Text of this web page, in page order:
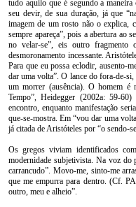
tudo aquilo que é segundo a
seu devir, de sua duração, já que
imagem de um rosto não o explica,
sempre apareça”, pois a abertura ao
no velar-se”, eis outro
desmoronamento incessante.
Para que eu possa eclodir, ausento-
dar uma volta”. O lance do fora-de-
um morrer (ausência). O homem é
Tempo”, Heidegger (2002a: 59-
encontro, enquanto manifestação
que-se-mostra. Em “vou dar uma
já citada de Aristóteles por “o sendo-
Os gregos viviam identificados
modernidade subjetivista. Na voz do
carrancudo”. Movo-me, sinto-me
que me empurra para dentro. (Cf.
outro, meu e alheio”.